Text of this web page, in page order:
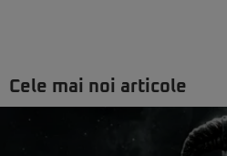
Cele mai noi articole